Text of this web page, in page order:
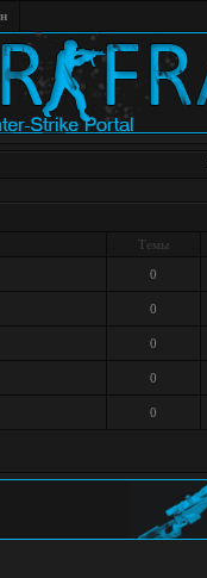
Темы
0
0
0
0
0